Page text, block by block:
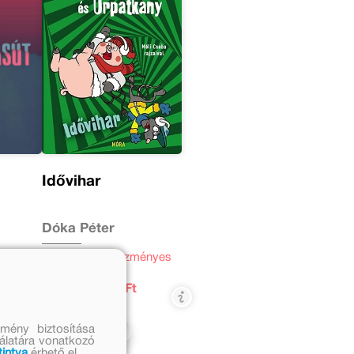
Idővihar
Dóka Péter
Kedvezményes
1 250 Ft
Kosárba
biztosítása
vonatkozó